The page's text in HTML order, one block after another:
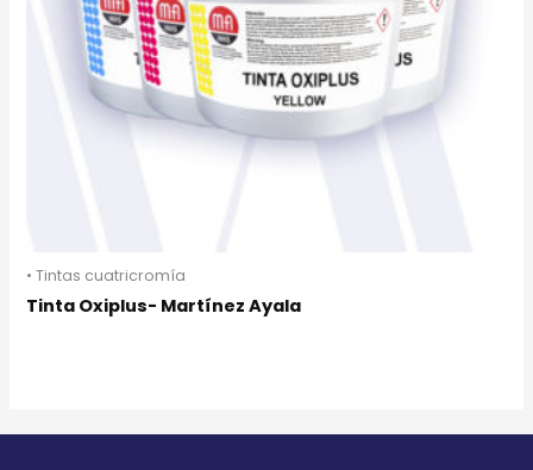
• Tintas cuatricromía
Tinta Oxiplus- Martínez Ayala